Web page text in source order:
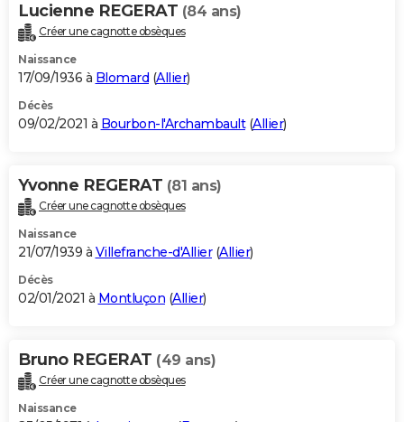
Lucienne REGERAT (84 ans)
Créer une cagnotte obsèques
Naissance
17/09/1936 à Blomard (Allier)
Décès
09/02/2021 à Bourbon-l'Archambault(Allier)
Yvonne REGERAT (81 ans)
Créer une cagnotte obsèques
Naissance
21/07/1939 à Villefranche-d'Allier(Allier)
Décès
02/01/2021 à Montluçon (Allier)
Bruno REGERAT (49 ans)
Créer une cagnotte obsèques
Naissance